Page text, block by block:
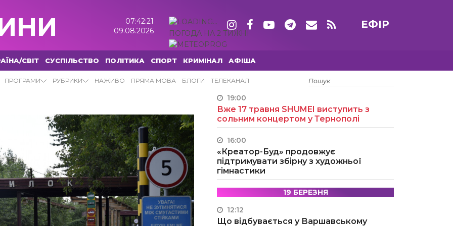
07:42:22
09.08.2026
ПОГОДА НА 2 ТИЖНІ
ЕФІР
СВІТ СУСПІЛЬСТВО ПОЛІТИКА СПОРТ КРИМІНАЛ АФІША
ПРОГРАМИ РУБРИКИ НАЖИВО ПРЯМА МОВА БЛОГИ ТЕЛЕКАНАЛ
15 ТРАВНЯ
19:00
Вже 17 травня SHUMEI виступить з
сольним концертом у Тернополі
16:00
«Креатор-Буд» продовжує
підтримувати збірну з художньої
гімнастики
19 БЕРЕЗНЯ
12:12
Що відбувається у Варшавському